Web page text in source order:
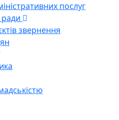
послуг
ради
звернення